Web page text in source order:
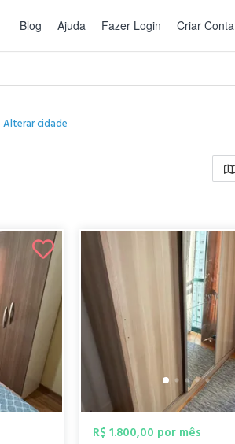
Blog Ajuda Fazer Login Criar Conta
Alterar cidade
R$ 1.800,00 por mês